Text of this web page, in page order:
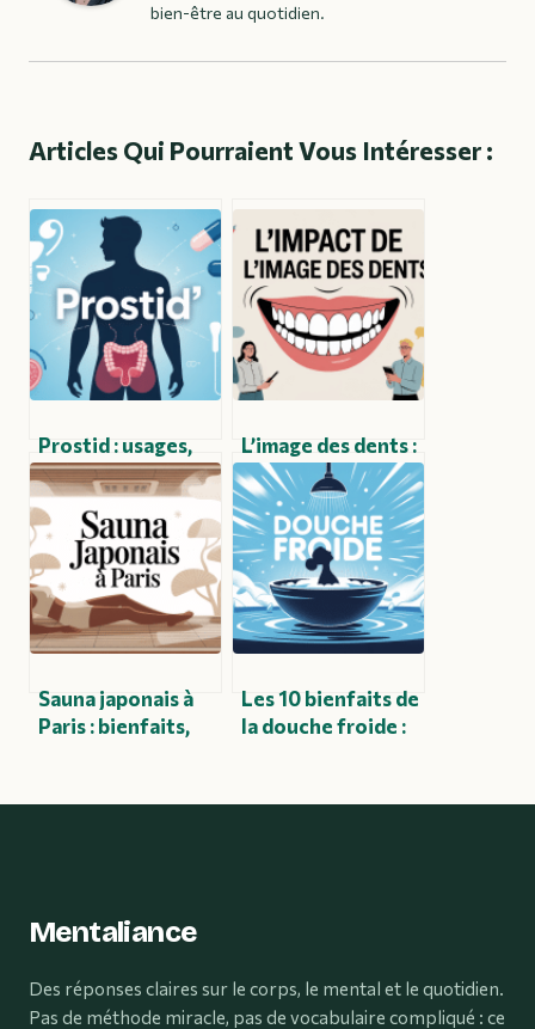
bien-être au quotidien.
Articles Qui Pourraient Vous Intéresser :
Prostid : usages,
efficacité et
précautions
autour de ce
médicament
L’image des dents :
comprendre,
améliorer et
valoriser votre
sourire
Sauna japonais à
Paris : bienfaits,
l’expérience
Les 10 bienfaits de
la douche froide :
Mentaliance
Des réponses claires sur le corps, le mental et le quotidien.
Pas de méthode miracle, pas de vocabulaire compliqué : ce